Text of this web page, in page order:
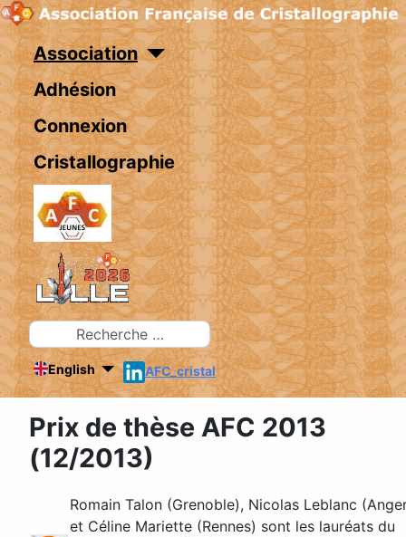
Association
Adhésion
Connexion
Cristallographie
Rechercher
English AFC_cristal
Prix de thèse AFC 2013
(12/2013)
Romain Talon (Grenoble), Nicolas Leblanc
et Céline Mariette (Rennes) sont les lauréats du